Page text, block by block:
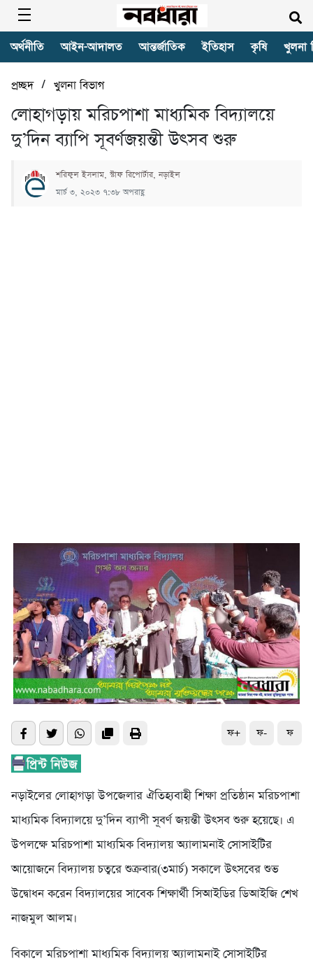
অর্থনীতি আইন-আদালত আন্তর্জাতিক ইতিহাস কৃষি খুলনা
প্রচ্ছদ/ খুলনা বিভাগ
লোহাগড়ায় মরিচপাশা মাধ্যমিক বিদ্যালয়ে
দু’দিন ব্যাপি সূবর্ণজয়ন্তী উৎসব শুরু
শরিফুল ইসলাম, স্টাফ রিপোর্টার, নড়াইল
মার্চ ৩, ২০২৩ ৭:৩৮ অপরাহ্ণ
ফ+ ফ- ফ
নড়াইলের লোহাগড়া উপজেলার ঐতিহ্যবাহী শিক্ষা প্রতিষ্ঠান মরিচপাশা
মাধ্যমিক বিদ্যালয়ে দু’দিন ব্যাপী সূবর্ণ জয়ন্তী উৎসব শুরু হয়েছে। এ
উপলক্ষে মরিচপাশা মাধ্যমিক বিদ্যালয় অ্যালামনাই সোসাইটির
আয়োজনে বিদ্যালয় চত্বরে শুক্রবার(৩মার্চ) সকালে উৎসবের শুভ
উদ্বোধন করেন বিদ্যালয়ের সাবেক শিক্ষার্থী সিআইডির ডিআইজি শেখ
নাজমুল আলম।
বিকালে মরিচপাশা মাধ্যমিক বিদ্যালয় অ্যালামনাই সোসাইটির